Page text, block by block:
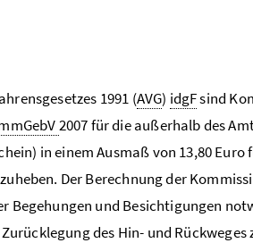
1991 (AVG) idgFsind
2007 für die außerhalb des
in einem Ausmaß von 13,80 Euro
Der Berechnung der
und Besichtigungen
des Hin- und Rückweges